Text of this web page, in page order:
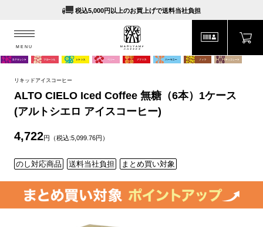
税込5,000円以上のお買上げで送料当社負担
MENU
リキッドアイスコーヒー
ALTO CIELO Iced Coffee 無糖（6本）1ケース
(アルトシエロ アイスコーヒー)
4,722円（税込:5,099.76円）
のし対応商品 送料当社負担 まとめ買い対象